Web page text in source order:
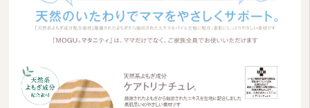
タオルケット・ガーゼケット
布団セット/組布団
毛布